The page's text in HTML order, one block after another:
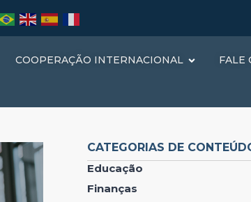
COOPERAÇÃO INTERNACIONAL FALE
CATEGORIAS DE
Educação
Finanças